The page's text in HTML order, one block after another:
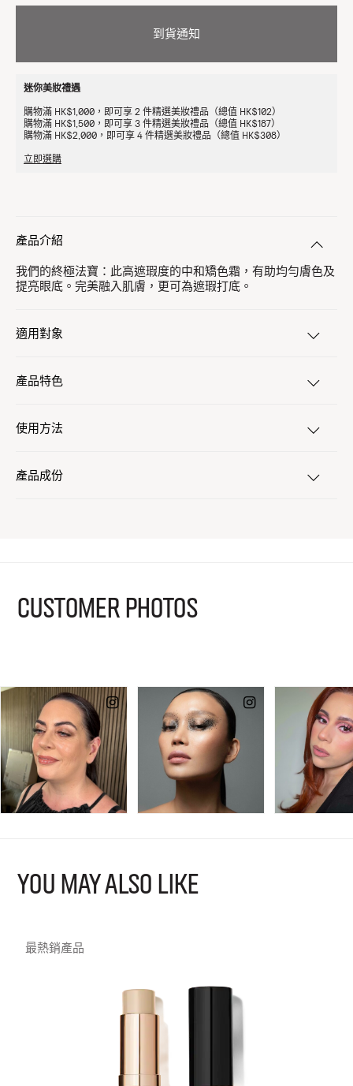
到貨通知
迷你美妝禮遇
購物滿 HK$1,000，即可享 2 件精選美妝禮品（總值 HK$102）
購物滿 HK$1,500，即可享 3 件精選美妝禮品（總值 HK$187）
購物滿 HK$2,000，即可享 4 件精選美妝禮品（總值 HK$308）
立即選購
產品介紹
我們的終極法寶：此高遮瑕度的中和矯色霜，有助均勻膚色及
提亮眼底。完美融入肌膚，更可為遮瑕打底。
適用對象
產品特色
使用方法
產品成份
CUSTOMER PHOTOS
YOU MAY ALSO LIKE
最熱銷產品